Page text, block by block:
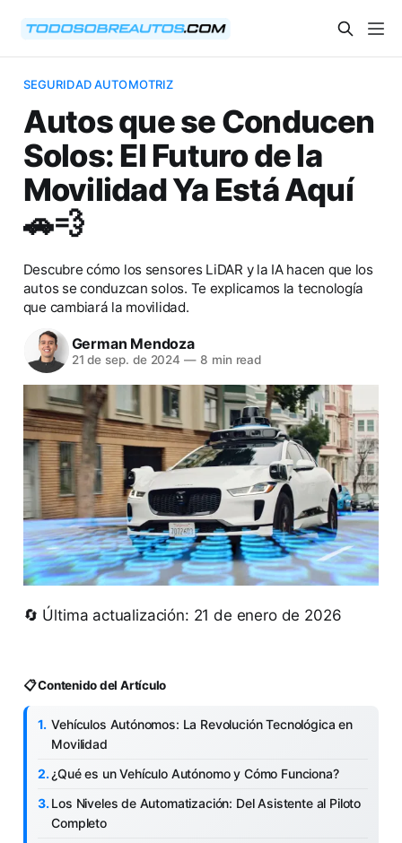
SEGURIDAD AUTOMOTRIZ
Autos que se Conducen
Solos: El Futuro de la
Movilidad Ya Está Aquí
🚗💨
Descubre cómo los sensores LiDAR y la IA hacen que los
autos se conduzcan solos. Te explicamos la tecnología
que cambiará la movilidad.
German Mendoza
21 de sep. de 2024 — 8 min read
🔄 Última actualización: 21 de enero de 2026
📋 Contenido del Artículo
Vehículos Autónomos: La Revolución Tecnológica en
Movilidad
¿Qué es un Vehículo Autónomo y Cómo Funciona?
Los Niveles de Automatización: Del Asistente al Piloto
Completo